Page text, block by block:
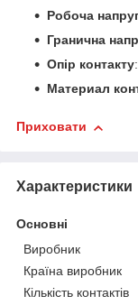
Робоча
Гранична
Опір контакту
Материал
Приховати
Характеристики
Основні
Виробник
Країна виробник
Кількість контактів